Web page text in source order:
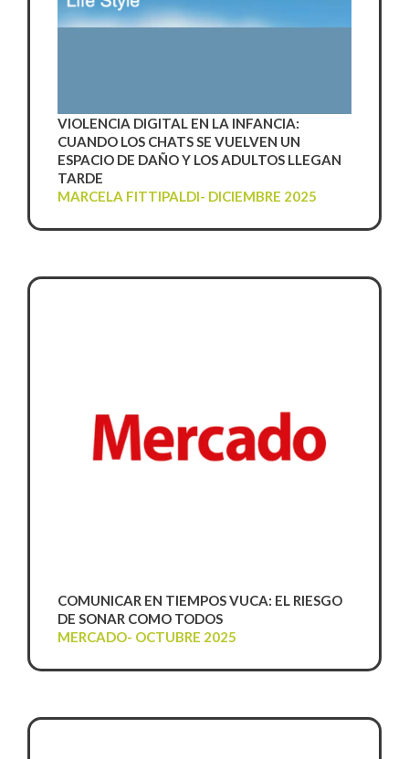
VIOLENCIA DIGITAL EN LA INFANCIA:
CUANDO LOS CHATS SE VUELVEN UN
ESPACIO DE DAÑO Y LOS ADULTOS LLEGAN
TARDE
MARCELA FITTIPALDI- DICIEMBRE 2025
COMUNICAR EN TIEMPOS VUCA: EL RIESGO
DE SONAR COMO TODOS
MERCADO- OCTUBRE 2025